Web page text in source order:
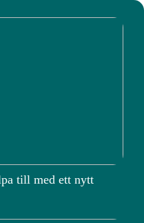
till med ett nytt